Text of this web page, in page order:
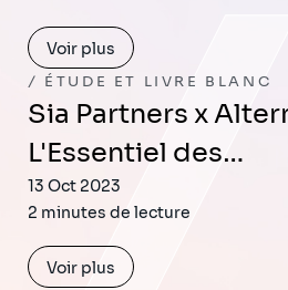
Voir plus
ÉTUDE ET LIVRE BLANC
Sia Partners x Alterna énergie :
L'Essentiel des…
13 Oct 2023
2 minutes de lecture
Voir plus